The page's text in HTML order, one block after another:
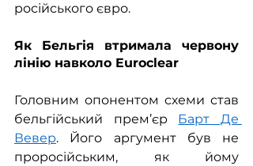
російського євро.
Як Бельгія втримала червону
лінію навколо Euroclear
Головним опонентом схеми став
бельгійський прем’єр Барт Де
Вевер. Його аргумент був не
проросійським, як йому